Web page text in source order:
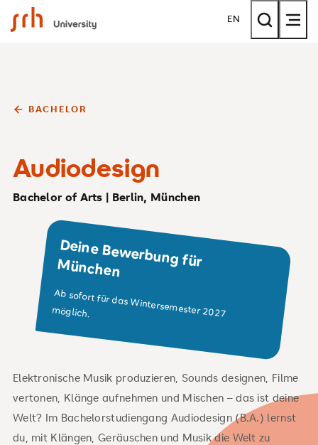
SRH University EN
BACHELOR
Audiodesign
Bachelor of Arts | Berlin, München
Deine Bew
erbung für
M
ünchen
Ab sofort für das Wintersemester 2027
möglich.
Elektronische Musik produzieren, Sounds designen, Filme
vertonen, Klänge aufnehmen und Mischen – das ist deine
Welt? Im Bachelorstudiengang Audiodesign (B.A.) lernst
du, mit Klängen, Geräuschen und Musik die Welt zu